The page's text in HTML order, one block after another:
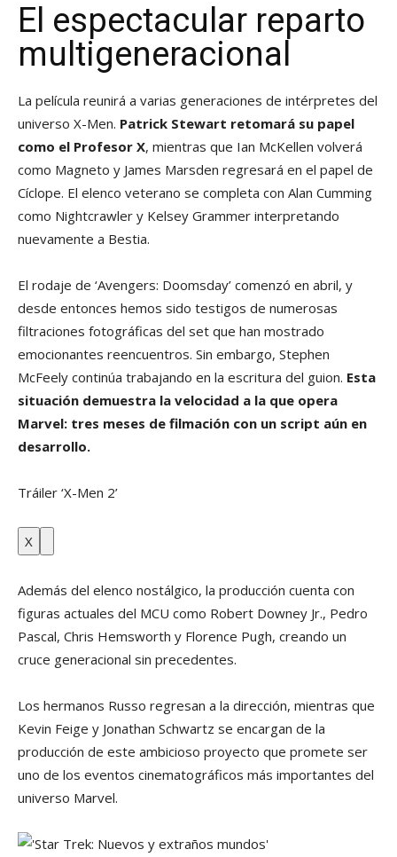
El espectacular reparto
multigeneracional
La película reunirá a varias generaciones de intérpretes del
universo X-Men. Patrick Stewart retomará su papel
como el Profesor X, mientras que Ian McKellen volverá
como Magneto y James Marsden regresará en el papel de
Cíclope. El elenco veterano se completa con Alan Cumming
como Nightcrawler y Kelsey Grammer interpretando
nuevamente a Bestia.
El rodaje de ‘Avengers: Doomsday’ comenzó en abril, y
desde entonces hemos sido testigos de numerosas
filtraciones fotográficas del set que han mostrado
emocionantes reencuentros. Sin embargo, Stephen
McFeely continúa trabajando en la escritura del guion. Esta
situación demuestra la velocidad a la que opera
Marvel: tres meses de filmación con un script aún en
desarrollo.
Tráiler ‘X-Men 2’
X
Además del elenco nostálgico, la producción cuenta con
figuras actuales del MCU como Robert Downey Jr., Pedro
Pascal, Chris Hemsworth y Florence Pugh, creando un
cruce generacional sin precedentes.
Los hermanos Russo regresan a la dirección, mientras que
Kevin Feige y Jonathan Schwartz se encargan de la
producción de este ambicioso proyecto que promete ser
uno de los eventos cinematográficos más importantes del
universo Marvel.